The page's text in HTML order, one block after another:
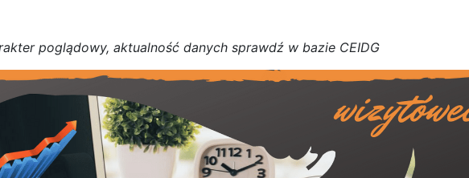
akter poglądowy, aktualność danych sprawdź w bazie CEIDG